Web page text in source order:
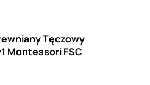
Tęczowy
Montessori FSC